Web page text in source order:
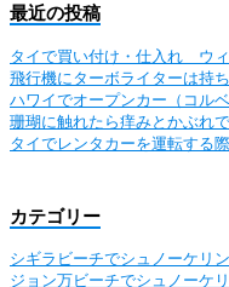
最近の投稿
タイで買い付け・仕入れ ウ
飛行機にターボライターは持
ハワイでオープンカー（コル
珊瑚に触れたら痒みとかぶれ
タイでレンタカーを運転する
カテゴリー
シギラビーチでシュノーケリ
ジョン万ビーチでシュノーケ